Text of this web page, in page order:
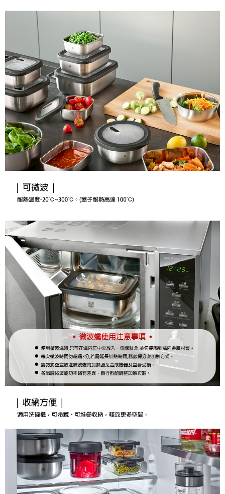
【繳款方式說明】
1.分期款項不併入電信帳單，「大哥付你分期」於每月結算日後寄送繳費提
2.透過簡訊連結打開帳單後，可選擇「超商條碼／台灣大直營門市／銀行轉
帳／街口支付／iPASS MONEY」等通路繳費。
【注意事項】
1.本服務係由「台灣大哥大股份有限公司」（以下簡稱本公司）所提供，讓
用戶於交易時，得透過本服務購買商品或服務，並由商店將買賣／分期付款
買賣價金債權讓與本公司後，依約使用本公司帳單繳交帳款。
2.基於同意付款使用「大哥付你分期」之契約關係目的，商店將以您的個人
資料（包含姓名、電話或地址）提供予台灣大哥大進項蒐集、處理及利用，
由本公司與您本人進行分期帳單所需資料之確認、核對及更正。
3.完整用戶服務條款，請詳閱以下連結：https://oppay.tw/userRule
【「AFTEE先享後付」結帳流程】
１．於結帳方式選擇「AFTEE先享後付」後，將跳轉至「AFTEE先享後付」
結帳頁面，進行簡訊認證並確認金額後，即可完成結帳。
２．訂單成立數日內，您將收到繳費通知簡訊。
３．收到繳費通知簡訊後14天內，點擊此簡訊中的連結，可透過四大超商／
ATM／網路銀行／等多元方式進行付款，方視為交易完成。
※ 請注意：結帳手續完成當下不需立刻繳費，但若您需要取消訂單，請聯絡
購買商品的店家。未經商家同意取消之訂單仍視為有效，需透過AFTEE先享
後付繳納相關費用。
※ 交易是否成功請以「AFTEE先享後付 」之結帳頁面顯示為準，若有關於
是否繳費成功／繳費後需取消欲退款等相關疑問，請聯繫「AFTEE先享後付
客戶支援中心」
https://netprotections.freshdesk.com/support/home
【注意事項】
１．透過由恩沛科技股份有限公司提供之「AFTEE先享後付」服務完成之交
易，需依本服務之必要範圍內提供個人資料，並將交易相關給付款項請求債
權轉讓予恩沛科技股份有限公司。
https://aftee.tw/terms/#terms3
３．未成年的使用者請事先徵得法定代理人或監護人之同意方可使用
４．使用「AFTEE先享後付」時，將依據個別帳號之用戶狀況，依本公司即
時審查核予不同之上限額度；若仍有額度不足之情形，本公司將視審查結果
請求用戶進行身份認證。
５．嚴禁一人註冊多個帳號或使用他人資訊註冊。若發現惡意使用之情形，
恩沛科技股份有限公司將有權停止該用戶之使用額度並採取法律行動。
付款後全家取貨
每筆NT$70，滿NT$899(含以上)免運費
付款後7-11取貨
每筆NT$70，滿NT$899(含以上)免運費
宅配
每筆NT$100，滿NT$1,000(含以上)免運費
京站台北店客服中心(1F星巴克旁) 即日起不提供京站紙袋，取件時
請自備購物袋，若需購買紙袋可現場詢問
免運費